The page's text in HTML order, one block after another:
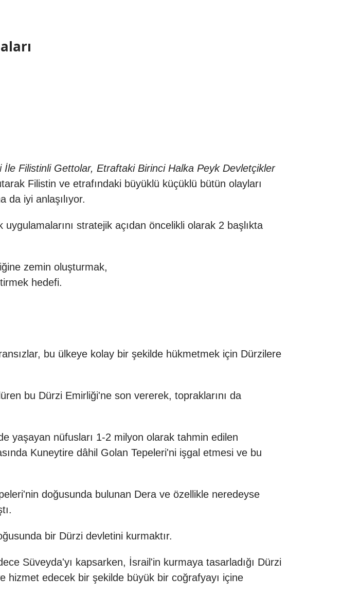
Filistinli Gettolar, Etraftaki Birinci Halka Peyk Devletçikler
Filistin ve etrafındaki büyüklü küçüklü bütün olayları
iyi anlaşılıyor.
stratejik açıdan öncelikli olarak 2 başlıkta
zemin oluşturmak,
hedefi.
bu ülkeye kolay bir şekilde hükmetmek için Dürzilere
bu Dürzi Emirliği'ne son vererek, topraklarını da
yaşayan nüfusları 1-2 milyon olarak tahmin edilen
Kuneytire dâhil Golan Tepeleri'ni işgal etmesi ve bu
doğusunda bulunan Dera ve özellikle neredeyse
bir Dürzi devletini kurmaktır.
Süveyda'yı kapsarken, İsrail'in kurmaya tasarladığı Dürzi
hizmet edecek bir şekilde büyük bir coğrafyayı içine